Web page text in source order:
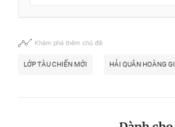
Khám phá thêm chủ đề
LỚP TÀU CHIẾN MỚI HẢI QUÂN HOÀNG